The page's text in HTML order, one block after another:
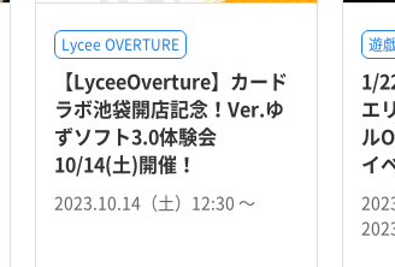
Lycee OVERTURE
【LyceeOverture】カード
ラボ池袋開店記念！Ver.ゆ
ずソフト3.0体験会
10/14(土)開催！
2023.10.14（土）12:30 〜
遊
1/
エ
ル
イ